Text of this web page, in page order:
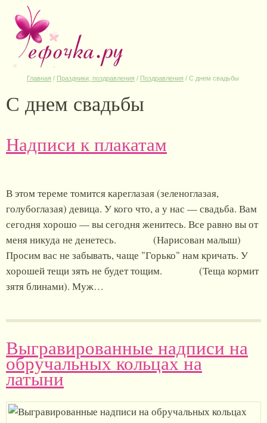
Главная / Праздники, поздравления / Поздравления / С днем свадьбы
С днем свадьбы
Надписи к плакатам
В этом тереме томится кареглазая (зеленоглазая,
голубоглазая) девица. У кого что, а у нас — свадьба. Вам
сегодня хорошо — вы сегодня женитесь. Все равно вы от
меня никуда не денетесь. (Нарисован малыш)
Просим вас не забывать, чаще "Горько" нам кричать. У
хорошей тещи зять не будет тощим. (Теща кормит
зятя блинами). Муж…
Выгравированные надписи на
обручальных кольцах на
латыни